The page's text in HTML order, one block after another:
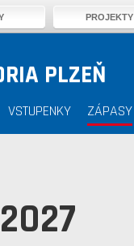
PLZEŇ
VSTUPENKY ZÁPASY
PROJEKTY